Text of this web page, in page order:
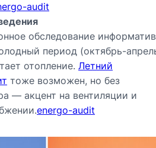
audit
обследование
период (октябрь-
отопление. Летний
тоже возможен, но без
— акцент на вентиляции и
energo-audit